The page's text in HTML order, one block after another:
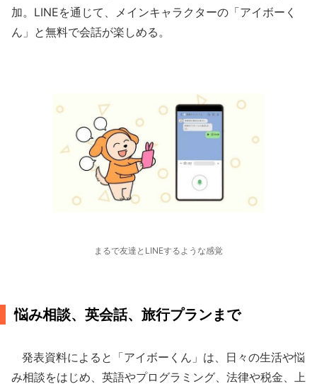
加。LINEを通じて、メインキャラクターの「アイボーく
ん」と無料で会話が楽しめる。
まるで友達とLINEするような感覚
悩み相談、英会話、旅行プランまで
発表資料によると「アイボーくん」は、日々の生活や悩
み相談をはじめ、英語やプログラミング、法律や税金、上